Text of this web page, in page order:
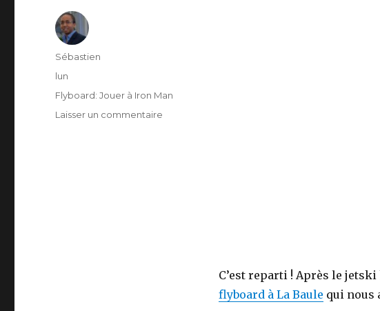
C’est reparti ! Après le
flyboard à La Baule qui nous
Auteur
Sébastien
Publié
le
lun
Catégories
Flyboard: Jouer à Iron Man
Laisser un commentaire